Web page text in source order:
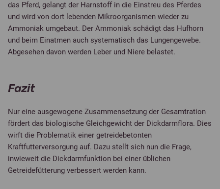
das Pferd, gelangt der Harnstoff in die Einstreu des Pferdes
und wird von dort lebenden Mikroorganismen wieder zu
Ammoniak umgebaut. Der Ammoniak schädigt das Hufhorn
und beim Einatmen auch systematisch das Lungengewebe.
Abgesehen davon werden Leber und Niere belastet.
Fazit
Nur eine ausgewogene Zusammensetzung der Gesamtration
fördert das biologische Gleichgewicht der Dickdarmflora. Dies
wirft die Problematik einer getreidebetonten
Kraftfutterversorgung auf. Dazu stellt sich nun die Frage,
inwieweit die Dickdarmfunktion bei einer üblichen
Getreidefütterung verbessert werden kann.